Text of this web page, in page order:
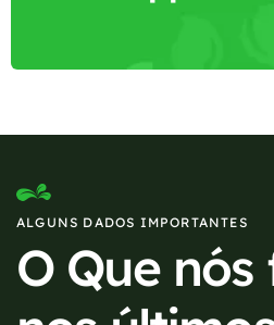
ALGUNS DADOS IMPORTANTES
O Que